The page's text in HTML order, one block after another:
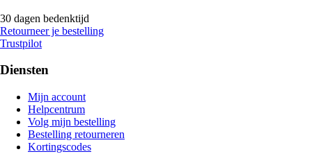
30 dagen bedenktijd
Retourneer je bestelling
Trustpilot
Diensten
Mijn account
Helpcentrum
Volg mijn bestelling
Bestelling retourneren
Kortingscodes